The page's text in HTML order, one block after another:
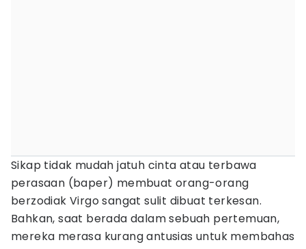
Sikap tidak mudah jatuh cinta atau terbawa
perasaan (baper) membuat orang-orang
berzodiak Virgo sangat sulit dibuat terkesan.
Bahkan, saat berada dalam sebuah pertemuan,
mereka merasa kurang antusias untuk membahas